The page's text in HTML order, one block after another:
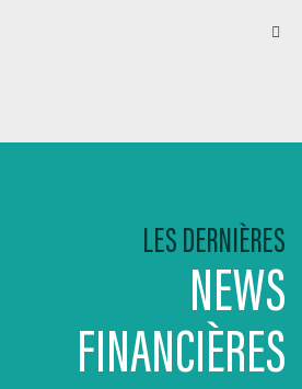
LES DERNIÈRES
NEWS
FINANCIÈRES